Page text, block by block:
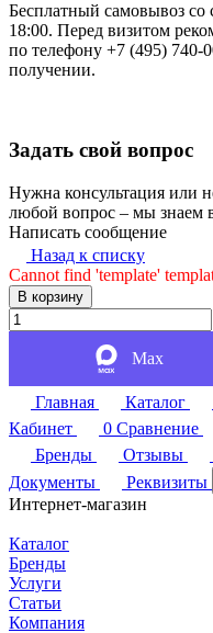
Бесплатный самовывоз со
18:00. Перед визитом
по телефону +7 (495) 740-
получении.
Задать свой вопрос
Нужна консультация или
любой вопрос – мы знаем
Написать сообщение
Назад к списку
Cannot find 'template'
В корзину
Max
Главная Каталог
Кабинет
0 Сравнение
Бренды
Отзывы
Документы
Реквизиты
Интернет-магазин
Каталог
Бренды
Услуги
Статьи
Компания